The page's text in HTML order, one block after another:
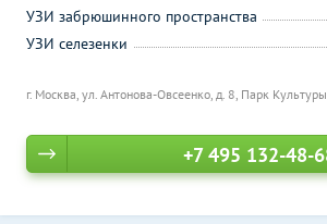
г. Москва, ул. Антонова-Овсеенко, д. 8, Парк
УЗИ забрюшинного пространства
УЗИ селезенки
+7 495 132-48-